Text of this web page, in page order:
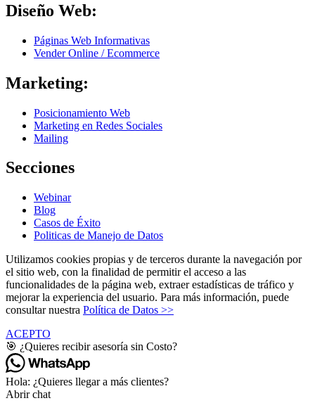
Diseño Web:
Páginas Web Informativas
Vender Online / Ecommerce
Marketing:
Posicionamiento Web
Marketing en Redes Sociales
Mailing
Secciones
Webinar
Blog
Casos de Éxito
Politicas de Manejo de Datos
Utilizamos cookies propias y de terceros durante la navegación por
el sitio web, con la finalidad de permitir el acceso a las
funcionalidades de la página web, extraer estadísticas de tráfico y
mejorar la experiencia del usuario. Para más información, puede
consultar nuestra Política de Datos >>
ACEPTO
🎯 ¿Quieres recibir asesoría sin Costo?
Hola: ¿Quieres llegar a más clientes?
Abrir chat